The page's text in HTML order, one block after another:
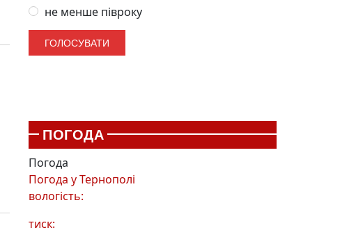
не менше півроку
ПОГОДА
Погода
Погода уТернополі
вологість:
тиск: